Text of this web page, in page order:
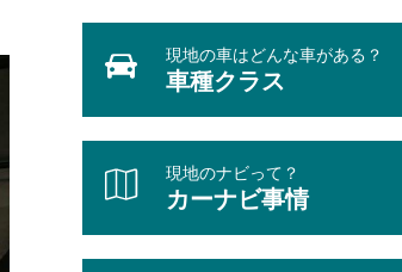
現地の車はどんな車がある？
車種クラス
現地のナビって？
カーナビ事情